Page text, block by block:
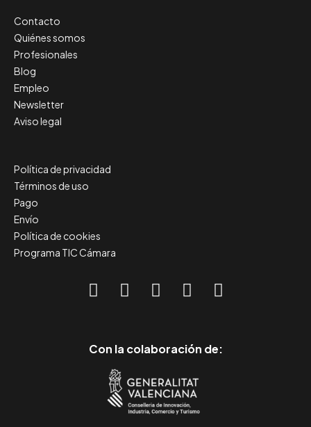
Contacto
Quiénes somos
Profesionales
Blog
Empleo
Newsletter
Aviso legal
Política de privacidad
Términos de uso
Pago
Envío
Política de cookies
Programa TIC Cámara
Con la colaboración de: